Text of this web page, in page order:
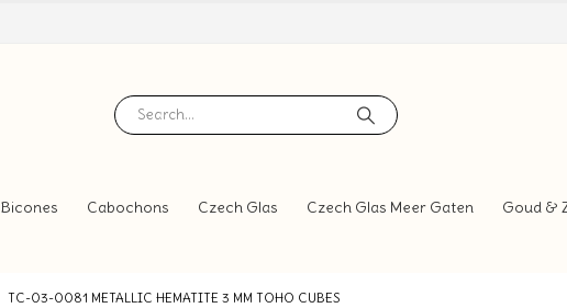
Bicones Cabochons Czech Glas Czech Glas Meer Gaten Goud &
TC-03-0081 METALLIC HEMATITE 3 MM TOHO CUBES